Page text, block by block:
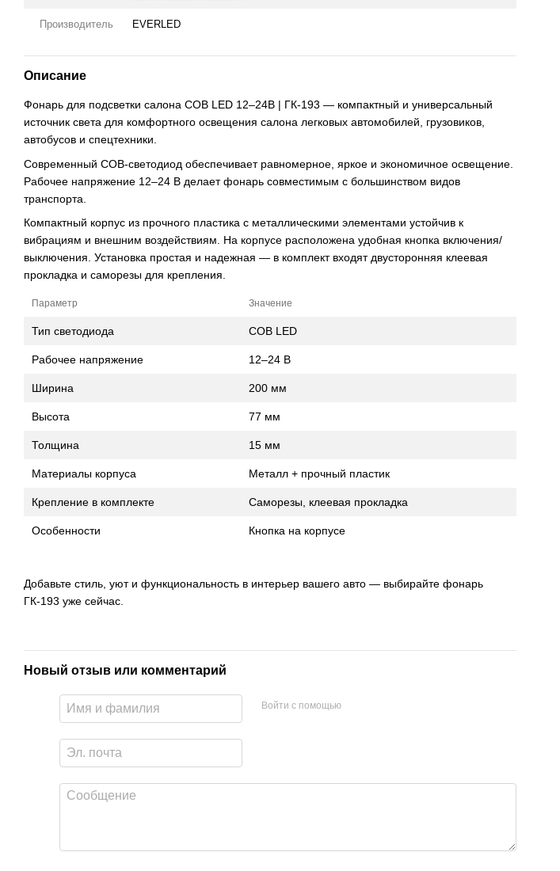
Производитель EVERLED
Описание
Фонарь для подсветки салона COB LED 12–24В | ГК-193 — компактный и универсальный
источник света для комфортного освещения салона легковых автомобилей, грузовиков,
автобусов и спецтехники.
Современный COB-светодиод обеспечивает равномерное, яркое и экономичное освещение.
Рабочее напряжение 12–24 В делает фонарь совместимым с большинством видов
транспорта.
Компактный корпус из прочного пластика с металлическими элементами устойчив к
вибрациям и внешним воздействиям. На корпусе расположена удобная кнопка включения/
выключения. Установка простая и надежная — в комплект входят двусторонняя клеевая
прокладка и саморезы для крепления.
Параметр Значение
Тип светодиода COB LED
Рабочее напряжение 12–24 В
Ширина 200 мм
Высота 77 мм
Толщина 15 мм
Материалы корпуса Металл + прочный пластик
Крепление в комплекте Саморезы, клеевая прокладка
Особенности Кнопка на корпусе
Добавьте стиль, уют и функциональность в интерьер вашего авто — выбирайте фонарь
ГК-193 уже сейчас.
Новый отзыв или комментарий
Войти с помощью